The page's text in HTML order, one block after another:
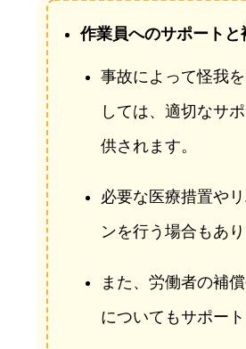
作業員へのサポートと
事故によって怪我
しては、適切なサ
供されます。
必要な医療措置や
ンを行う場合もあ
また、労働者の補
についてもサポート